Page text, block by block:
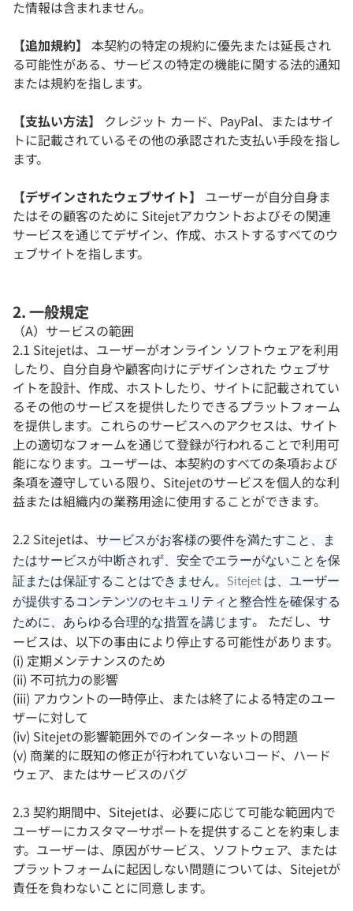
た情報は含まれません。
【追加規約】 本契約の特定の規約に優先または延長され
る可能性がある、サービスの特定の機能に関する法的通知
または規約を指します。
【支払い方法】
クレジット カード、PayPal、またはサイ
トに記載されているその他の承認された支払い手段を指し
ます。
【デザインされたウェブサイト】
ユーザーが自分自身ま
たはその顧客のために Sitejetアカウントおよびその関連
サービスを通じてデザイン、作成、ホストするすべてのウ
ェブサイトを指します。
2. 一般規定
（A）サービスの範囲
2.1 Sitejetは、ユーザーがオンライン ソフトウェアを利用
したり、自分自身や顧客向けにデザインされた ウェブサ
イトを設計、作成、ホストしたり、サイトに記載されてい
るその他のサービスを提供したりできるプラットフォーム
を提供します。これらのサービスへのアクセスは、サイト
上の適切なフォームを通じて登録が行われることで利用可
能になります。ユーザーは、本契約のすべての条項および
条項を遵守している限り、Sitejetのサービスを個人的な利
益または組織内の業務用途に使用することができます。
2.2 Sitejetは、
サービスがお客様の要件を満たすこと、ま
たはサービスが中断されず、安全でエラーがないことを保
証または保証することはできません。Sitejet は、ユーザー
が提供するコンテンツのセキュリティと整合性を確保する
ために、あらゆる合理的な措置を講じます。 ただし、サ
ービスは、以下の事由により停止する可能性があります。
(i) 定期メンテナンスのため
(ii) 不可抗力の影響
(iii) アカウントの一時停止、または終了による特定のユー
ザーに対して
(iv) Sitejetの影響範囲外でのインターネットの問題
(v) 商業的に既知の修正が行われていないコード、ハード
ウェア、またはサービスのバグ
2.3 契約期間中、Sitejetは、必要に応じて可能な範囲内で
ユーザーにカスタマーサポートを提供することを約束しま
す。ユーザーは、原因がサービス、ソフトウェア、または
プラットフォームに起因しない問題については、Sitejetが
責任を負わないことに同意します。